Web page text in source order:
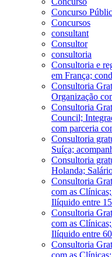
Concurso
Concursos
consultant
Consultor
consultoria
Consultoria e
em França;
Consultoria
Organização
Consultoria
Council;
com parceria
Consultoria
Suíça;
Consultoria
Holanda;
Consultoria
com as
Ilíquido entre
Consultoria
com as
Ilíquido entre
Consultoria
com as